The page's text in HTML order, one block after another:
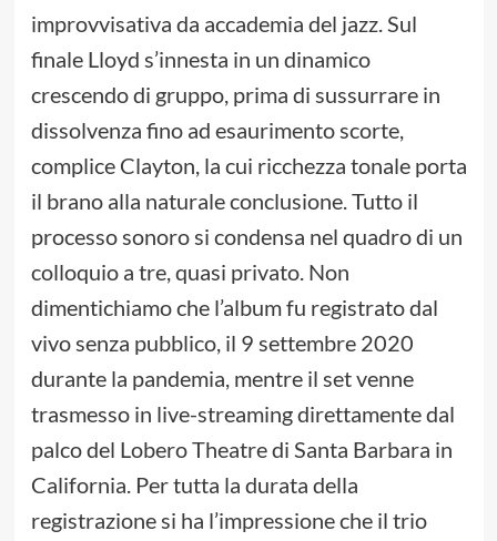
improvvisativa da accademia del jazz. Sul
finale Lloyd s’innesta in un dinamico
crescendo di gruppo, prima di sussurrare in
dissolvenza fino ad esaurimento scorte,
complice Clayton, la cui ricchezza tonale porta
il brano alla naturale conclusione. Tutto il
processo sonoro si condensa nel quadro di un
colloquio a tre, quasi privato. Non
dimentichiamo che l’album fu registrato dal
vivo senza pubblico, il 9 settembre 2020
durante la pandemia, mentre il set venne
trasmesso in live-streaming direttamente dal
palco del Lobero Theatre di Santa Barbara in
California. Per tutta la durata della
registrazione si ha l’impressione che il trio